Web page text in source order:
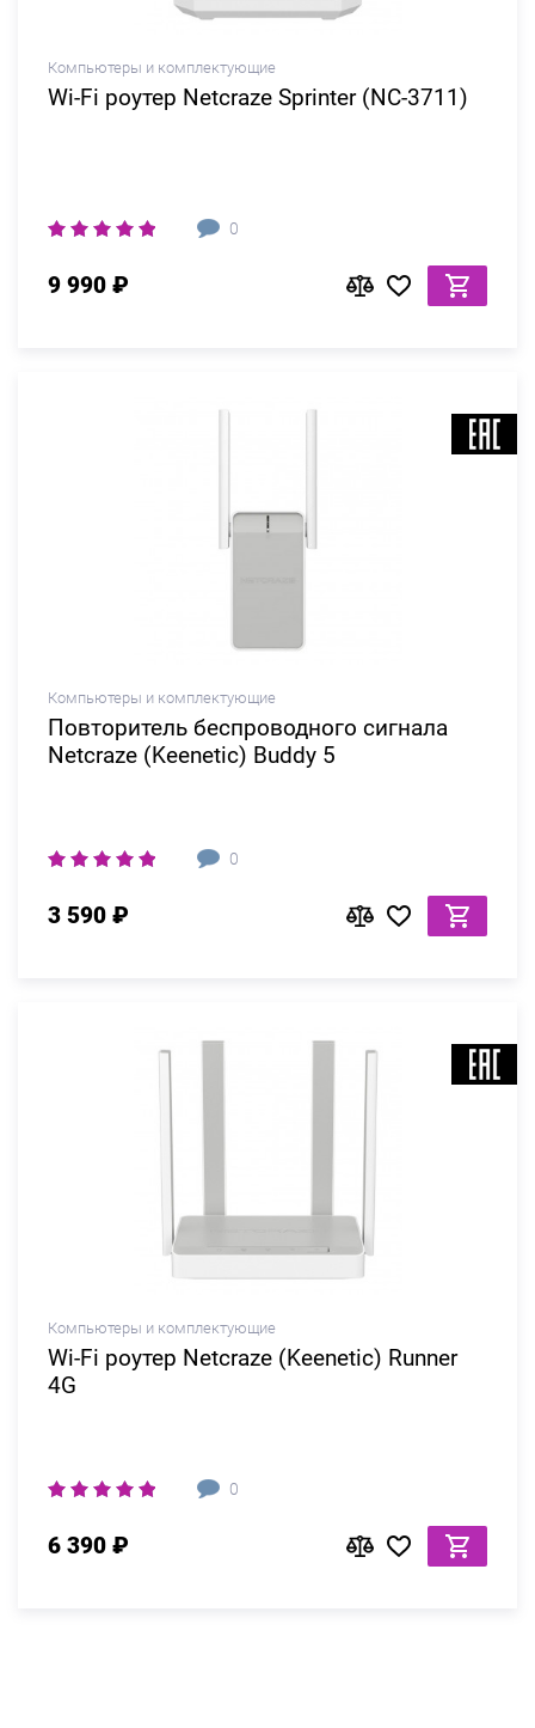
Компьютеры и комплектующие
Wi-Fi роутер Netcraze Sprinter (NC-3711)
0
9 990 ₽
Компьютеры и комплектующие
Повторитель беспроводного сигнала
Netcraze (Keenetic) Buddy 5
0
3 590 ₽
Компьютеры и комплектующие
Wi-Fi роутер Netcraze (Keenetic) Runner
4G
0
6 390 ₽